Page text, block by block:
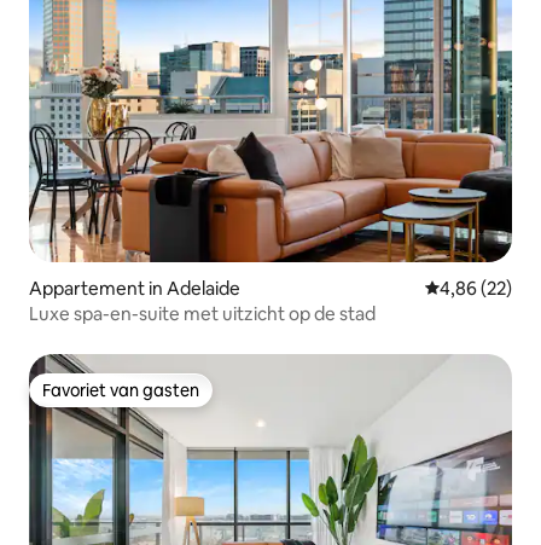
Appartement in Adelaide Gemiddelde
4,86 (22)
Luxe spa-en-suite met uitzicht op de stad
Favoriet van gasten
Favoriet van gasten